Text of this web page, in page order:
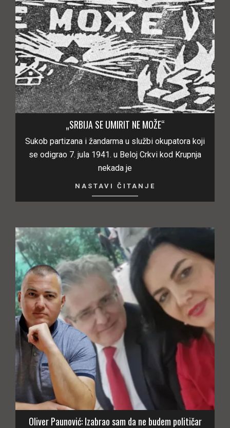
„SRBIJA SE UMIRIT NE MOŽE“
Sukob partizana i žandarma u službi okupatora koji
se odigrao 7. jula 1941. u Beloj Crkvi kod Krupnja
nekada je
NASTAVI ČITANJE
Oliver Paunović: Izabrao sam da ne budem političar